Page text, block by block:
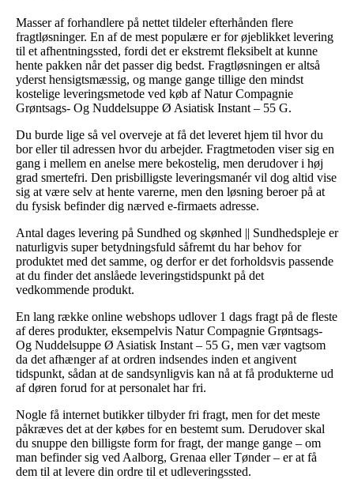
Masser af forhandlere på nettet tildeler efterhånden flere
fragtløsninger. En af de mest populære er for øjeblikket levering
til et afhentningssted, fordi det er ekstremt fleksibelt at kunne
hente pakken når det passer dig bedst. Fragtløsningen er altså
yderst hensigtsmæssig, og mange gange tillige den mindst
kostelige leveringsmetode ved køb af Natur Compagnie
Grøntsags- Og Nuddelsuppe Ø Asiatisk Instant – 55 G.
Du burde lige så vel overveje at få det leveret hjem til hvor du
bor eller til adressen hvor du arbejder. Fragtmetoden viser sig en
gang i mellem en anelse mere bekostelig, men derudover i høj
grad smertefri. Den prisbilligste leveringsmanér vil dog altid vise
sig at være selv at hente varerne, men den løsning beroer på at
du fysisk befinder dig nærved e-firmaets adresse.
Antal dages levering på Sundhed og skønhed || Sundhedspleje er
naturligvis super betydningsfuld såfremt du har behov for
produktet med det samme, og derfor er det forholdsvis passende
at du finder det anslåede leveringstidspunkt på det
vedkommende produkt.
En lang række online webshops udlover 1 dags fragt på de fleste
af deres produkter, eksempelvis Natur Compagnie Grøntsags-
Og Nuddelsuppe Ø Asiatisk Instant – 55 G, men vær vagtsom
da det afhænger af at ordren indsendes inden et angivent
tidspunkt, sådan at de sandsynligvis kan nå at få produkterne ud
af døren forud for at personalet har fri.
Nogle få internet butikker tilbyder fri fragt, men for det meste
påkræves det at der købes for en bestemt sum. Derudover skal
du snuppe den billigste form for fragt, der mange gange – om
man befinder sig ved Aalborg, Grenaa eller Tønder – er at få
dem til at levere din ordre til et udleveringssted.